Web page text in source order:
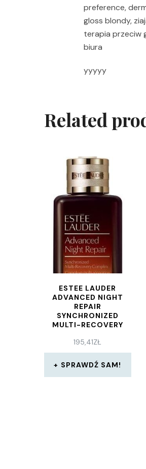
preference,
gloss blondy,
terapia przeciw
biura
yyyyy
Related
ESTEE LAUDER
ADVANCED NIGHT
REPAIR
SYNCHRONIZED
MULTI-RECOVERY
NAPRAWCZE 20ML
195,41ZŁ
SPRAWDŹ SAM!